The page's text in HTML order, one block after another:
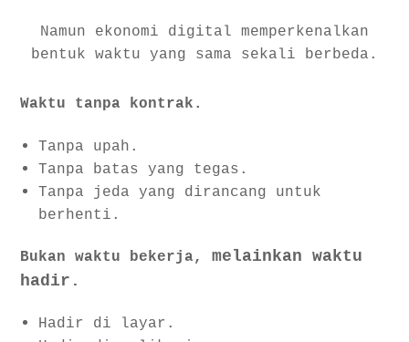
Namun ekonomi digital memperkenalkan
bentuk waktu yang sama sekali berbeda.
Waktu tanpa kontrak.
Tanpa upah.
Tanpa batas yang tegas.
Tanpa jeda yang dirancang untuk
berhenti.
Bukan waktu bekerja, melainkan waktu
hadir.
Hadir di layar.